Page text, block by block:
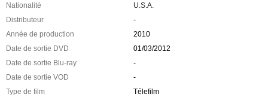
Nationalité
U.S.A.
Distributeur
-
Année de production
2010
Date de sortie DVD
01/03/2012
Date de sortie Blu-ray
-
Date de sortie VOD
-
Type de film
Télefilm